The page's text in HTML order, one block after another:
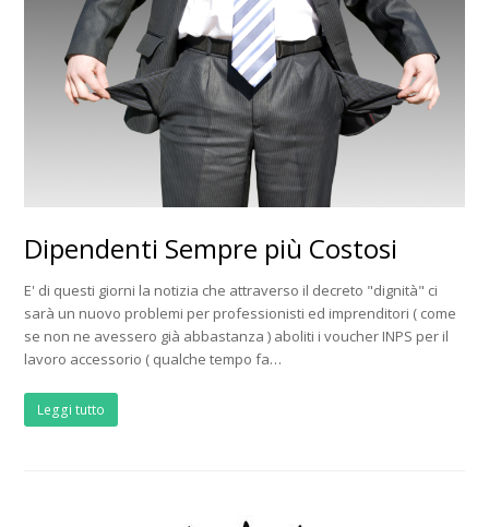
Dipendenti Sempre più Costosi
E' di questi giorni la notizia che attraverso il decreto "dignità" ci
sarà un nuovo problemi per professionisti ed imprenditori ( come
se non ne avessero già abbastanza ) aboliti i voucher INPS per il
lavoro accessorio ( qualche tempo fa…
Leggi tutto